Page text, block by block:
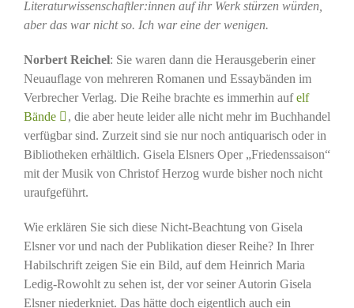
Literaturwissenschaftler:innen auf ihr Werk stürzen würden,
aber das war nicht so. Ich war eine der wenigen.
Norbert Reichel: Sie waren dann die Herausgeberin einer
Neuauflage von mehreren Romanen und Essaybänden im
Verbrecher Verlag. Die Reihe brachte es immerhin aufelf
Bände
, die aber heute leider alle nicht mehr im Buchhandel
verfügbar sind. Zurzeit sind sie nur noch antiquarisch oder in
Bibliotheken erhältlich. Gisela Elsners Oper „Friedenssaison“
mit der Musik von Christof Herzog wurde bisher noch nicht
uraufgeführt.
Wie erklären Sie sich diese Nicht-Beachtung von Gisela
Elsner vor und nach der Publikation dieser Reihe? In Ihrer
Habilschrift zeigen Sie ein Bild, auf dem Heinrich Maria
Ledig-Rowohlt zu sehen ist, der vor seiner Autorin Gisela
Elsner niederkniet. Das hätte doch eigentlich auch ein